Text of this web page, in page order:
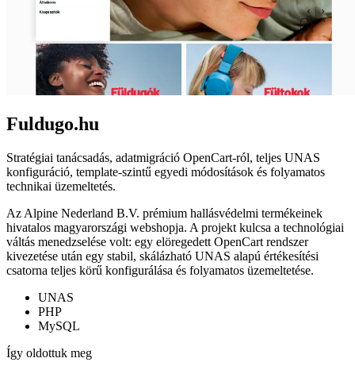
Fuldugo.hu
Stratégiai tanácsadás, adatmigráció OpenCart-ról, teljes UNAS
konfiguráció, template-szintű egyedi módosítások és folyamatos
technikai üzemeltetés.
Az Alpine Nederland B.V. prémium hallásvédelmi termékeinek
hivatalos magyarországi webshopja. A projekt kulcsa a technológiai
váltás menedzselése volt: egy elöregedett OpenCart rendszer
kivezetése után egy stabil, skálázható UNAS alapú értékesítési
csatorna teljes körű konfigurálása és folyamatos üzemeltetése.
UNAS
PHP
MySQL
Így oldottuk meg